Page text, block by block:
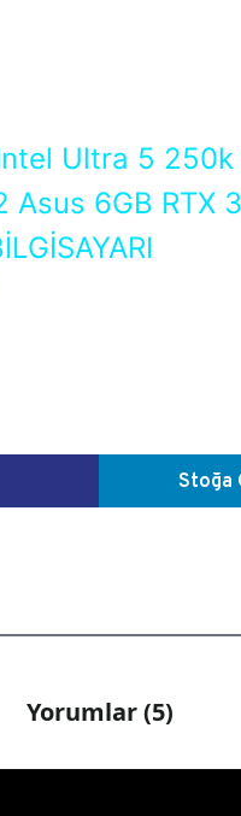
Ultra 5 250k
Asus 6GB RTX
Stoğa
Yorumlar (5)